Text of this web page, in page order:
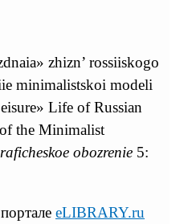
zhizn’ rossiiskogo
minimalistskoi modeli
Life of Russian
of the Minimalist
obozrenie 5:
eLIBRARY.ru